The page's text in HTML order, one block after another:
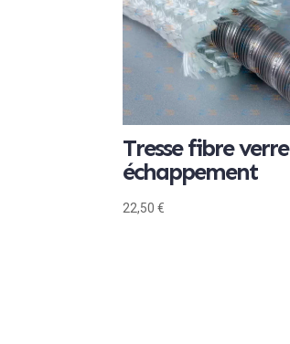
Tresse fibre verre
échappement
22,50€